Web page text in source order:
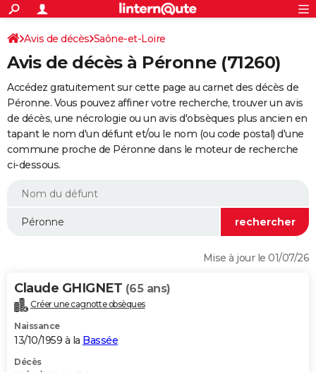
ACTUALITÉS
Politique
Société
Faits Divers
Education
Monde
Villes
+
SPORT
Coupe du monde 2026
Football
Tennis
Cyclisme
Rugby
Forum
Programme TV
TNT
Streaming
Cinéma
Sorties cinéma
Musique
+
FINANCE
Retraite
Epargne
Immobilier
Risques naturels par ville
Assurance
AUTO
Essais
Réserver un essai
Citadines
Berlines
SUV
Forum auto
+HIGH-TECH
BRICOLAGE
WEEK-END
Alimentation
Guide de la santé
Maladies
Médicaments
Sommeil
VOYAGE
Destinations
City break
Voyage nature
Voyage de noces
Forum
Climat
+PHOTO
GUIDES D'ACHAT
S'inscrire
Connexion
Avis de décès Saône-et-Loire
Avis de décès à Péronne (71260)
Accédez gratuitement sur cette page au carnet des décès de
Péronne. Vous pouvez affiner votre recherche, trouver un avis
de décès, une nécrologie ou un avis d'obsèques plus ancien en
tapant le nom d'un défunt et/ou le nom (ou code postal) d'une
commune proche de Péronne dans le moteur de recherche
ci-dessous.
Mise à jour le 01/07/26
Claude GHIGNET (65 ans)
Créer une cagnotte obsèques
Naissance
13/10/1959 à la Bassée
Décès